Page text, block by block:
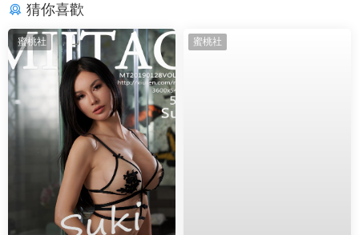
猜你喜歡
蜜桃社 蜜桃社